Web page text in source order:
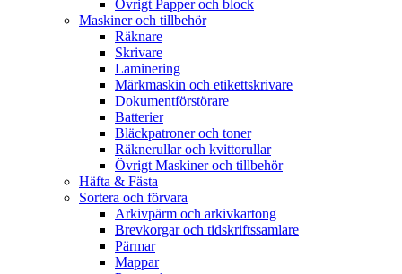
Övrigt Papper och block
Maskiner och tillbehör
Räknare
Skrivare
Laminering
Märkmaskin och etikettskrivare
Dokumentförstörare
Batterier
Bläckpatroner och toner
Räknerullar och kvittorullar
Övrigt Maskiner och tillbehör
Häfta & Fästa
Sortera och förvara
Arkivpärm och arkivkartong
Brevkorgar och tidskriftssamlare
Pärmar
Mappar